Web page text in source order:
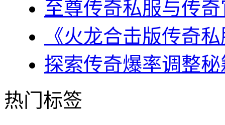
至尊传奇私服与传
《火龙合击版传奇
探索传奇爆率调整
热门标签